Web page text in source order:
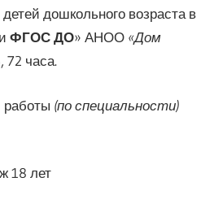
дошкольного возраста в
ФГОС ДО» АНОО «Дом
72 часа.
работы (по специальности)
18 лет